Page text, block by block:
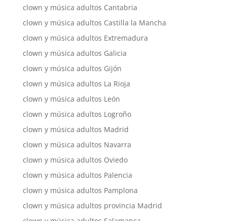
clown y música adultos Cantabria
clown y música adultos Castilla la Mancha
clown y música adultos Extremadura
clown y música adultos Galicia
clown y música adultos Gijón
clown y música adultos La Rioja
clown y música adultos León
clown y música adultos Logroño
clown y música adultos Madrid
clown y música adultos Navarra
clown y música adultos Oviedo
clown y música adultos Palencia
clown y música adultos Pamplona
clown y música adultos provincia Madrid